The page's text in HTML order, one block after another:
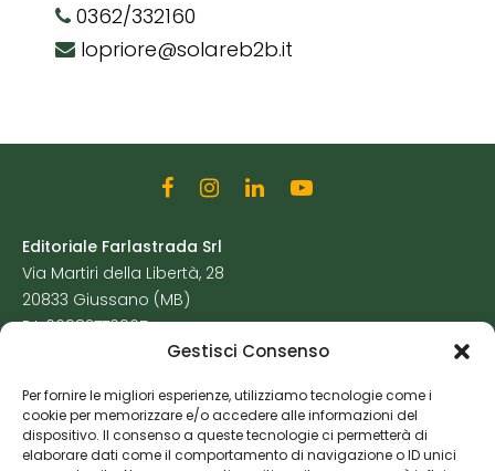
Gestisci Consenso
Per fornire le migliori esperienze, utilizziamo tecnologie come i
cookie per memorizzare e/o accedere alle informazioni del
dispositivo. Il consenso a queste tecnologie ci permetterà di
elaborare dati come il comportamento di navigazione o ID unici
0362/332160
lopriore@solareb2b.it
Editoriale Farlastrada Srl
Via Martiri della Libertà, 28
20833 Giussano (MB)
P.I. 06982770965
Cookie Policy
Risorse Aggiuntive